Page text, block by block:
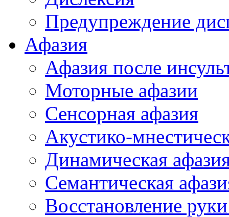
Предупреждение
Афазия
Афазия после
Моторные афазии
Сенсорная афазия
Акустико-
Динамическая
Семантическая
Восстановление